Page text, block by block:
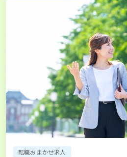
転職おまかせ求人